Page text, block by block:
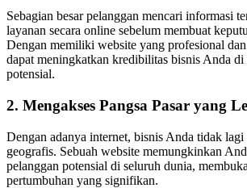
Sebagian besar pelanggan mencari informasi
layanan secara online sebelum membuat
Dengan memiliki website yang profesional
dapat meningkatkan kredibilitas bisnis Anda di
potensial.
2. Mengakses Pangsa Pasar yang
Dengan adanya internet, bisnis Anda tidak lagi
geografis. Sebuah website memungkinkan
pelanggan potensial di seluruh dunia,
pertumbuhan yang signifikan.